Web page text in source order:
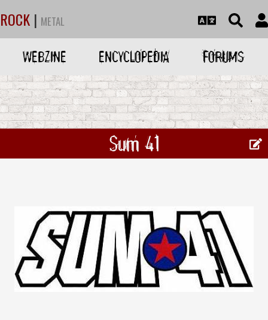
ROCK | METAL
WEBZINE ENCYCLOPEDIA FORUMS
Sum 41